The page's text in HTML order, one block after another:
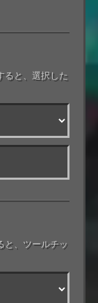
ると、選択した
と、ツールチッ